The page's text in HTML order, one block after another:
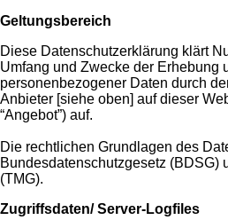
Geltungsbereich
Diese Datenschutzerklärung klärt
Umfang und Zwecke der Erhebung
personenbezogener Daten durch
Anbieter [siehe oben] auf dieser
“Angebot”) auf.
Die rechtlichen Grundlagen des
Bundesdatenschutzgesetz (BDSG)
(TMG).
Zugriffsdaten/ Server-Logfiles